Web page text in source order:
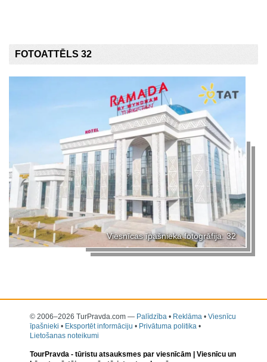
FOTOATTĒLS 32
Viesnīcas īpašnieka fotogrāfija: 32
© 2006–2026 TurPravda.com — Palīdzība • Reklāma • Viesnīcu
īpašnieki • Eksportēt informāciju • Privātuma politika •
Lietošanas noteikumi
TourPravda - tūristu atsauksmes par viesnīcām | Viesnīcu un